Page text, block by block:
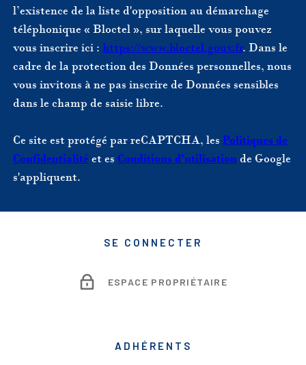
l’existence de la liste d'opposition au démarchage
téléphonique « Bloctel », sur laquelle vous pouvez
vous inscrire ici : https://www.bloctel.gouv.fr. Dans le
cadre de la protection des Données personnelles, nous
vous invitons à ne pas inscrire de Données sensibles
dans le champ de saisie libre.
Ce site est protégé par reCAPTCHA, les Politiques de
Confidentialitéet es Conditions d'utilisationde Google
s'appliquent.
SE CONNECTER
ESPACE PROPRIÉTAIRE
ADHÉRENTS